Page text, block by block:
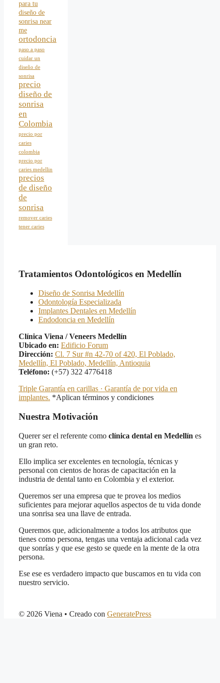
para tu
diseño de
sonrisa near
me
ortodoncia
paso a paso
cuidar un
diseño de
sonrisa
precio
diseño de
sonrisa
en
Colombia
precio por
caries
colombia
precio por
caries medellin
precios
de diseño
de
sonrisa
remover caries
tener caries
Tratamientos Odontológicos en Medellín
Diseño de Sonrisa Medellín
Odontología Especializada
Implantes Dentales en Medellín
Endodoncia en Medellín
Clínica Viena / Veneers Medellín
Ubicado en: Edificio Forum
Dirección: Cl. 7 Sur #n 42-70 of 420, El Poblado,
Medellín, El Poblado, Medellín, Antioquia
Teléfono: (+57) 322 4776418
Triple Garantía en carillas · Garantía de por vida en
implantes. *Aplican términos y condiciones
Nuestra Motivación
Querer ser el referente como clínica dental en Medellín es
un gran reto.
Ello implica ser excelentes en tecnología, técnicas y
personal con cientos de horas de capacitación en la
industria de dental tanto en Colombia y el exterior.
Queremos ser una empresa que te provea los medios
suficientes para mejorar aquellos aspectos de tu vida donde
una sonrisa sea una llave de entrada.
Queremos que, adicionalmente a todos los atributos que
tienes como persona, tengas una ventaja adicional cada vez
que sonrías y que ese gesto se quede en la mente de la otra
persona.
Ese ese es verdadero impacto que buscamos en tu vida con
nuestro servicio.
© 2026 Viena • Creado con GeneratePress